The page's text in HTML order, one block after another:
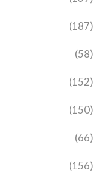
(187)
(58)
(152)
(150)
(66)
(156)